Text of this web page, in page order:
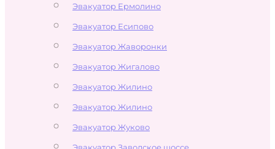
Эвакуатор Ермолино
Эвакуатор Есипово
Эвакуатор Жаворонки
Эвакуатор Жигалово
Эвакуатор Жилино
Эвакуатор Жилино
Эвакуатор Жуково